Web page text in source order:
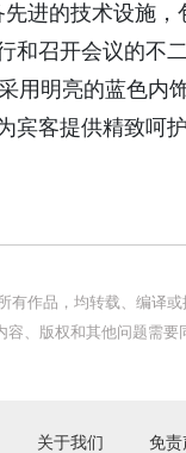
进的技术设施
和召开会议的不
用明亮的蓝色内
宾客提供精致呵
有作品，均转载、编译
、版权和其他问题需
关于我们 免责